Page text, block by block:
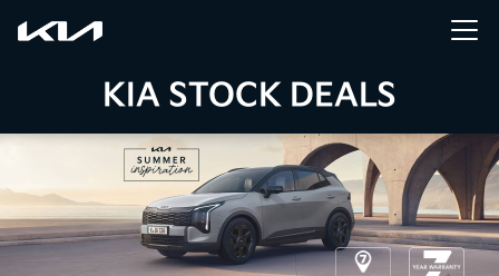
KIA STOCK DEALS